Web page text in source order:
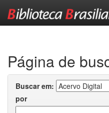
Página de
Buscar em:
por